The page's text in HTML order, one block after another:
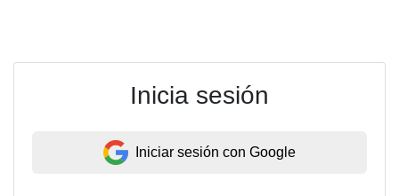
Inicia sesión
Iniciar sesión con Google